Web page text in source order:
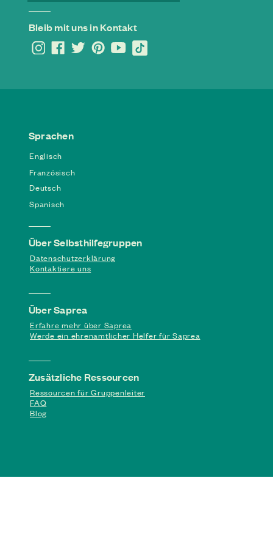
Bleib mit uns in Kontakt
Sprachen
Englisch
Französisch
Deutsch
Spanisch
Über Selbsthilfegruppen
Datenschutzerklärung
Kontaktiere uns
Über Saprea
Erfahre mehr über Saprea
Werde ein ehrenamtlicher Helfer für Saprea
Zusätzliche Ressourcen
Ressourcen für Gruppenleiter
FAQ
Blog